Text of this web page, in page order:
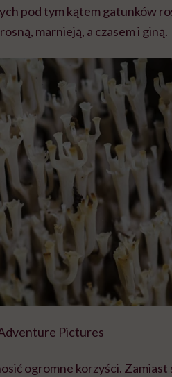
pod tym kątem gatunków
marnieją, a czasem i giną.
Pictures
ogromne korzyści.